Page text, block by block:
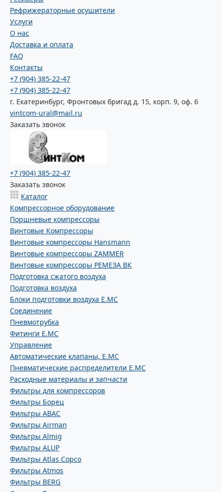
Рефрижераторные осушители
Услуги
О нас
Доставка и оплата
FAQ
Контакты
+7 (904) 385-22-47
+7 (904) 385-22-47
г. Екатеринбург, Фронтовых бригад д. 15, корп. 9, оф. 6
vintcom-ural@mail.ru
Заказать звонок
+7 (904) 385-22-47
Заказать звонок
Каталог
Компрессорное оборудование
Поршневые компрессоры
Винтовые Компрессоры
Винтовые компрессоры Hansmann
Винтовые компрессоры ZAMMER
Винтовые компрессоры РЕМЕЗА ВК
Подготовка сжатого воздуха
Подготовка воздуха
Блоки подготовки воздуха E.MC
Соединение
Пневмотрубка
Фитинги E.MC
Управление
Автоматические клапаны, Е.МС
Пневматические распределители E.MC
Расходные материалы и запчасти
Фильтры для компрессоров
Фильтры Борец
Фильтры ABAC
Фильтры Airman
Фильтры Almig
Фильтры ALUP
Фильтры Atlas Copco
Фильтры Atmos
Фильтры BERG